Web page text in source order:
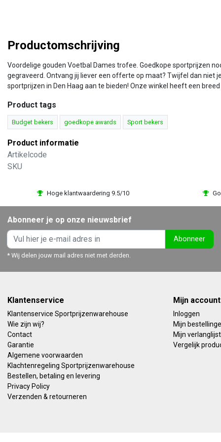
Productomschrijving
Voordelige gouden Voetbal Dames trofee. Goedkope sportprijzen
gegraveerd. Ontvang jij liever een offerte op maat? Twijfel dan niet
sportprijzen in Den Haag aan te bieden! Onze winkel heeft een
Product tags
Budget bekers goedkope awards Sport bekers
Product informatie
Artikelcode
SKU
Hoge klantwaardering 9.5/10
Abonneer je op onze nieuwsbrief
Abonneer
* Wij delen jouw mail adres niet met derden.
Klantenservice
Klantenservice Sportprijzenwarehouse
Wie zijn wij?
Contact
Garantie
Algemene voorwaarden
Klachtenregeling Sportprijzenwarehouse
Bestellen, betaling en levering
Privacy Policy
Verzenden & retourneren
Mijn account
Inloggen
Mijn
Mijn verlanglijst
Vergelijk